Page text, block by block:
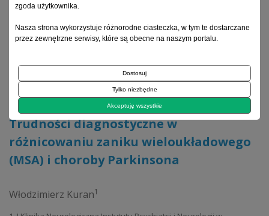
Archiwum 1992–2014
2001, tom 10, zeszyt 3
Artykuł poglądowy
Trudności diagnostyczne w
różnicowaniu zaniku wieloukładowego
(MSA) i choroby Parkinsona
Włodzimierz Kuran1
zgoda użytkownika.
Nasza strona wykorzystuje różnorodne ciasteczka, w tym te dostarczane
przez zewnętrzne serwisy, które są obecne na naszym portalu.
Dostosuj
Tylko niezbędne
Akceptuję wszystkie